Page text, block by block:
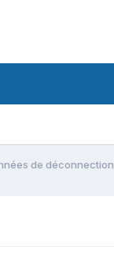
de déconnection